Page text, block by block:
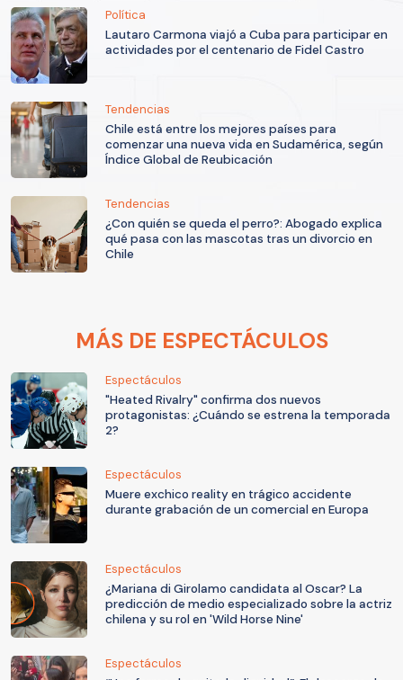
Política
Lautaro Carmona viajó a Cuba para participar en
actividades por el centenario de Fidel Castro
Tendencias
Chile está entre los mejores países para
comenzar una nueva vida en Sudamérica, según
Índice Global de Reubicación
Tendencias
¿Con quién se queda el perro?: Abogado explica
qué pasa con las mascotas tras un divorcio en
Chile
MÁS DE ESPECTÁCULOS
Espectáculos
"Heated Rivalry" confirma dos nuevos
protagonistas: ¿Cuándo se estrena la temporada
2?
Espectáculos
Muere exchico reality en trágico accidente
durante grabación de un comercial en Europa
Espectáculos
¿Mariana di Girolamo candidata al Oscar? La
predicción de medio especializado sobre la actriz
chilena y su rol en 'Wild Horse Nine'
Espectáculos